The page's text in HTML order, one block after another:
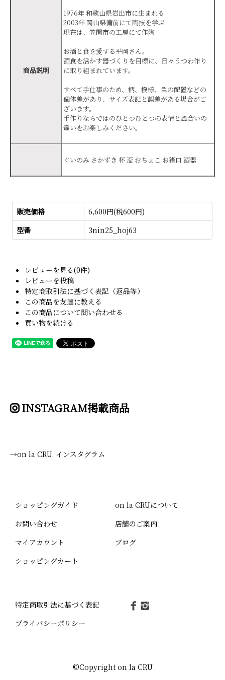
商品説明
1976年 和歌山県岩出市に生まれる
2003年 岡山県備前にて陶技を学ぶ
現在は、笠間市の工房にて作陶
お酒と食を愛する平岡さん。
酒食を活かす器づくりを目標に、日々うつわ作り
に取り組まれています。
すべて手仕事のため、柄、模様、色の配置などの
個体差があり、サイズ表記と誤差がある場合がご
ざいます。
手作りならではのひとつひとつの表情と風合いの
違いをお楽しみください。
ぐいのみ さかずき 杯 盃 おちょこ お猪口 酒器
販売価格
6,600円(税600円)
型番
3nin25_hoj63
レビューを見る(0件)
レビューを投稿
特定商取引法に基づく表記（返品等）
この商品を友達に教える
この商品について問い合わせる
買い物を続ける
INSTAGRAM掲載商品
→on la CRU. インスタグラム
ショッピングガイド
お問い合わせ
マイアカウント
ショッピングカート
on la CRUについて
店舗のご案内
ブログ
特定商取引法に基づく表記
プライバシーポリシー
©Copyright on la CRU